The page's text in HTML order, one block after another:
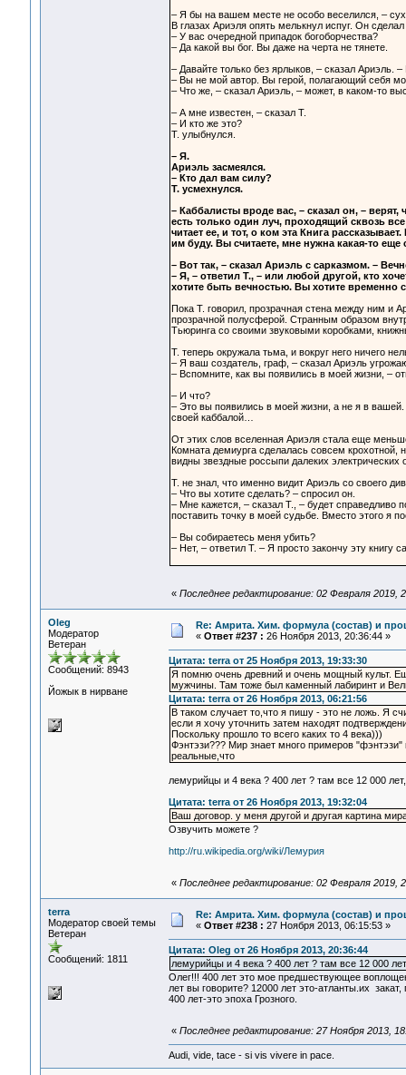
– Я бы на вашем месте не особо веселился, –
В глазах Ариэля опять мелькнул испуг. Он
– У вас очередной припадок богоборчества?
– Да какой вы бог. Вы даже на черта не тянете.
– Давайте только без ярлыков, – сказал Ариэль.
– Вы не мой автор. Вы герой, полагающий себя
– Что же, – сказал Ариэль, – может, в каком-то
– А мне известен, – сказал Т.
– И кто же это?
Т. улыбнулся.
– Я.
Ариэль засмеялся.
– Кто дал вам силу?
Т. усмехнулся.
– Каббалисты вроде вас, – сказал он, –
есть только один луч, проходящий сквозь
читает ее, и тот, о ком эта Книга
им буду. Вы считаете, мне нужна какая-то еще
– Вот так, – сказал Ариэль с сарказмом. –
– Я, – ответил Т., – или любой другой, кто
хотите быть вечностью. Вы хотите временно
Пока Т. говорил, прозрачная стена между ним и
прозрачной полусферой. Странным образом
Тьюринга со своими звуковыми коробками,
Т. теперь окружала тьма, и вокруг него ничего
– Я ваш создатель, граф, – сказал Ариэль
– Вспомните, как вы появились в моей жизни, –
– И что?
– Это вы появились в моей жизни, а не я в вашей.
своей каббалой…
От этих слов вселенная Ариэля стала еще
Комната демиурга сделалась совсем
видны звездные россыпи далеких электрических
Т. не знал, что именно видит Ариэль со своего
– Что вы хотите сделать? – спросил он.
– Мне кажется, – сказал Т., – будет справедливо
поставить точку в моей судьбе. Вместо этого я
– Вы собираетесь меня убить?
– Нет, – ответил Т. – Я просто закончу эту книгу
« Последнее редактирование: 02 Февраля 2019,
Oleg
Модератор
Ветеран
Сообщений: 8943
Йожык в нирване
Re: Амрита. Хим. формула (состав) и
« Ответ #237 : 26 Ноября 2013, 20:36:44 »
Цитата: terra от 25 Ноября 2013, 19:33:30
Я помню очень древний и очень мощный культ.
мужчины. Там тоже был каменный лабиринт и
Цитата: terra от 26 Ноября 2013, 06:21:56
В таком случает то,что я пишу - это не ложь. Я
если я хочу уточнить затем находят
Поскольку прошло то всего каких то 4 века)))
Фэнтэзи??? Мир знает много примеров
реальные,что
лемурийцы и 4 века ? 400 лет ? там все 12 000
Цитата: terra от 26 Ноября 2013, 19:32:04
Ваш договор. у меня другой и другая картина
Озвучить можете ?
http://ru.wikipedia.org/wiki/Лемурия
« Последнее редактирование: 02 Февраля 2019,
terra
Модератор своей темы
Ветеран
Сообщений: 1811
Re: Амрита. Хим. формула (состав) и
« Ответ #238 : 27 Ноября 2013, 06:15:53 »
Цитата: Oleg от 26 Ноября 2013, 20:36:44
лемурийцы и 4 века ? 400 лет ? там все 12 000
Олег!!! 400 лет это мое предшествующее
лет вы говорите? 12000 лет это-атланты.их закат,
400 лет-это эпоха Грозного.
« Последнее редактирование: 27 Ноября 2013,
Audi, vide, tace - si vis vivere in pace.